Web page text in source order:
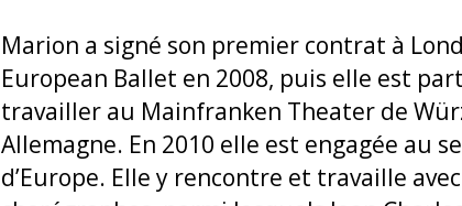
Marion a signé son premier contrat à
European Ballet en 2008, puis elle est
travailler au Mainfranken Theater de
Allemagne. En 2010 elle est engagée au
d’Europe. Elle y rencontre et travaille